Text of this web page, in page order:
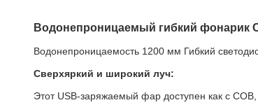
Водонепроницаемый гибкий фонарик
Водонепроницаемость 1200 мм Гибкий
Сверхяркий и широкий луч:
Этот USB-заряжаемый фар доступен как с